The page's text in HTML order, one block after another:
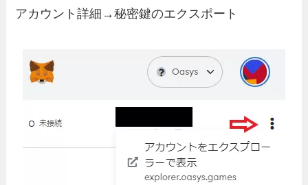
アカウント詳細→秘密鍵のエクスポート